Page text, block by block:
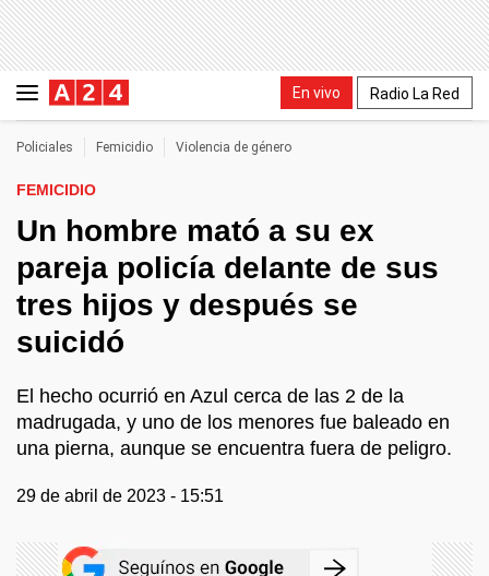
En vivo Radio La Red
Policiales Femicidio Violencia de género
FEMICIDIO
Un hombre mató a su ex
pareja policía delante de sus
tres hijos y después se
suicidó
El hecho ocurrió en Azul cerca de las 2 de la
madrugada, y uno de los menores fue baleado en
una pierna, aunque se encuentra fuera de peligro.
29 de abril de 2023 - 15:51